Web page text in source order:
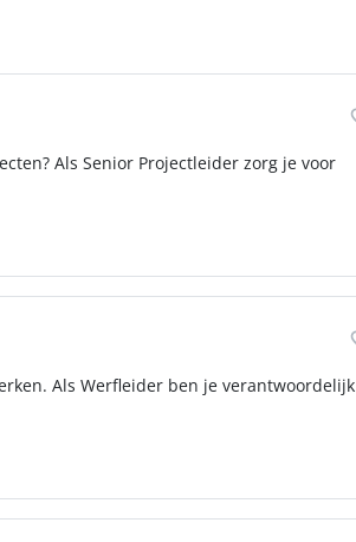
Als Senior Projectleider zorg je voor
Als Werfleider ben je verantwoordelijk